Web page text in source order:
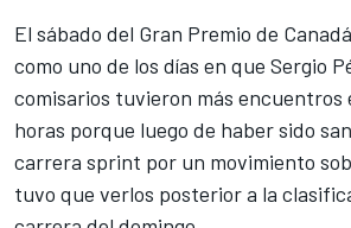
El sábado del Gran Premio de
como uno de los días en que Sergio
comisarios tuvieron más encuentros
horas porque luego de haber sido
carrera sprint por un movimiento
tuvo que verlos posterior a la